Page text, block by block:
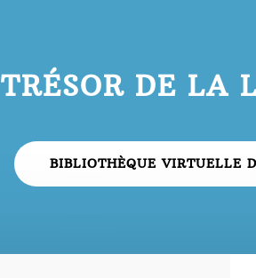
TRÉSOR DE LA
BIBLIOTHÈQUE VIRTUELLE